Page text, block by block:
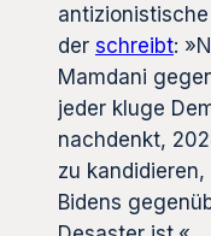
der schreibt:
Mamdani
jeder kluge
nachdenkt,
zu
Bidens